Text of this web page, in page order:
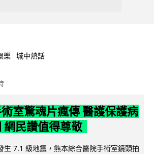
樂 城中熱話
室驚魂片瘋傳 醫護保護病
網民讚值得尊敬
生 7.1 級地震，熊本綜合醫院手術室鏡頭拍